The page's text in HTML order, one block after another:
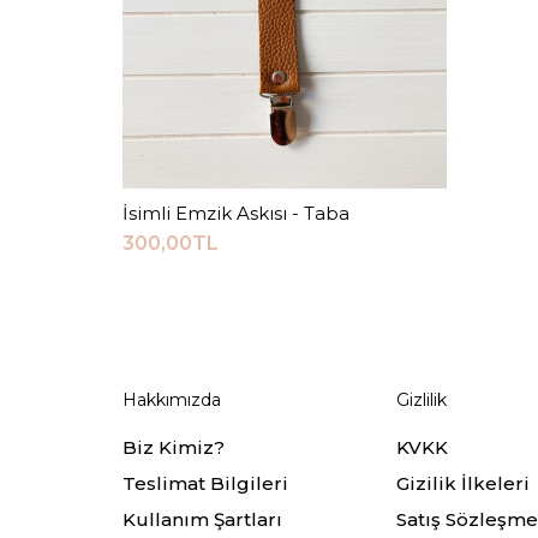
Sepete Ekle
İsimli Emzik Askısı - Taba
300,00TL
Hakkımızda
Biz Kimiz?
Teslimat Bilgileri
Kullanım Şartları
Gizlilik
KVKK
Gizilik İlkeleri
Satış